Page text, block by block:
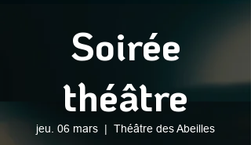
Soirée
théâtre
jeu. 06 mars
  |
Théâtre des Abeilles